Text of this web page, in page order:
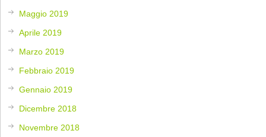
Maggio 2019
Aprile 2019
Marzo 2019
Febbraio 2019
Gennaio 2019
Dicembre 2018
Novembre 2018